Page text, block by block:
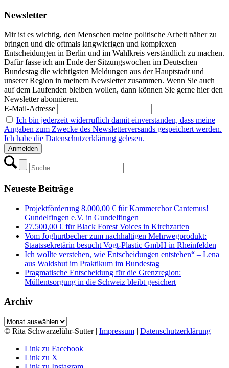
Newsletter
Mir ist es wichtig, den Menschen meine politische Arbeit näher zu
bringen und die oftmals langwierigen und komplexen
Entscheidungen in Berlin und im Wahlkreis verständlich zu machen.
Dafür fasse ich am Ende der Sitzungswochen im Deutschen
Bundestag die wichtigsten Meldungen aus der Hauptstadt und
unserer Region in meinem Newsletter zusammen. Wenn Sie auch
auf dem Laufenden bleiben wollen, dann können Sie gerne hier den
Newsletter abonnieren.
E-Mail-Adresse
Ich bin jederzeit widerruflich damit einverstanden, dass meine
Angaben zum Zwecke des Newsletterversands gespeichert werden.
Ich habe die Datenschutzerklärung gelesen.
Neueste Beiträge
Projektförderung 8.000,00 € für Kammerchor Cantemus!
Gundelfingen e.V. in Gundelfingen
27.500,00 € für Black Forest Voices in Kirchzarten
Vom Joghurtbecher zum nachhaltigen Mehrwegprodukt:
Staatssekretärin besucht Vogt-Plastic GmbH in Rheinfelden
Ich wollte verstehen, wie Entscheidungen entstehen“ – Lena
aus Waldshut im Praktikum im Bundestag
Pragmatische Entscheidung für die Grenzregion:
Müllentsorgung in die Schweiz bleibt gesichert
Archiv
Archiv
© Rita Schwarzelühr-Sutter | Impressum | Datenschutzerklärung
Link zu Facebook
Link zu X